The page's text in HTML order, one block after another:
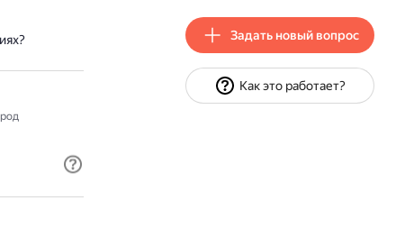
Задать новый вопрос
Как это работает?